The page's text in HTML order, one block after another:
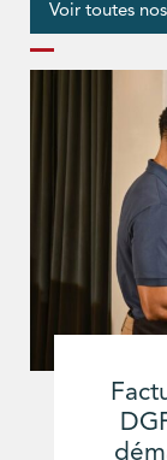
Voir toutes